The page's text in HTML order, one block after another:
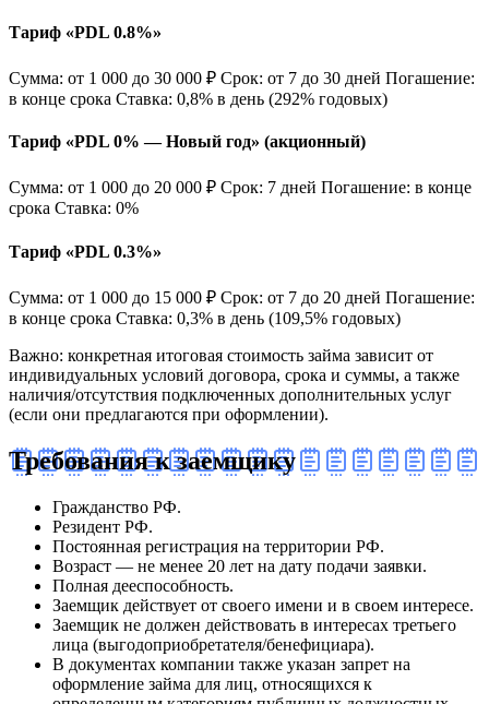
Тариф «PDL 0.8%»
Сумма: от 1 000 до 30 000 ₽ Срок: от 7 до 30 дней Погашение:
в конце срока Ставка: 0,8% в день (292% годовых)
Тариф «PDL 0% — Новый год» (акционный)
Сумма: от 1 000 до 20 000 ₽ Срок: 7 дней Погашение: в конце
срока Ставка: 0%
Тариф «PDL 0.3%»
Сумма: от 1 000 до 15 000 ₽ Срок: от 7 до 20 дней Погашение:
в конце срока Ставка: 0,3% в день (109,5% годовых)
Важно: конкретная итоговая стоимость займа зависит от
индивидуальных условий договора, срока и суммы, а также
наличия/отсутствия подключенных дополнительных услуг
(если они предлагаются при оформлении).
Требования к заемщику
Гражданство РФ.
Резидент РФ.
Постоянная регистрация на территории РФ.
Возраст — не менее 20 лет на дату подачи заявки.
Полная дееспособность.
Заемщик действует от своего имени и в своем интересе.
Заемщик не должен действовать в интересах третьего
лица (выгодоприобретателя/бенефициара).
В документах компании также указан запрет на
оформление займа для лиц, относящихся к